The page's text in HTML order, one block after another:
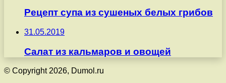
Рецепт супа из сушеных белых грибов
31.05.2019
Салат из кальмаров и овощей
© Copyright 2026, Dumol.ru